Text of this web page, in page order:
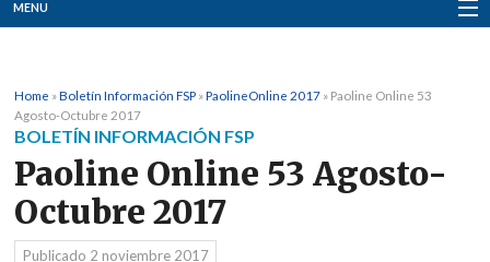
MENU
Dónde estamos
Noticias
Recursos
Home »Boletín Información FSP »PaolineOnline 2017 » Paoline Online 53
Agosto-Octubre 2017
BOLETÍN INFORMACIÓN FSP
Paoline Online 53 Agosto-
Octubre 2017
Publicado 2 noviembre 2017